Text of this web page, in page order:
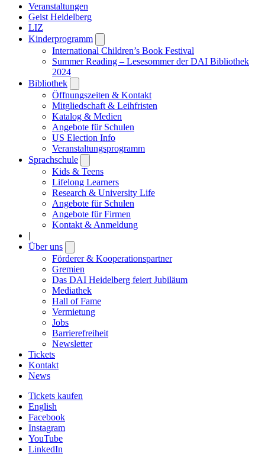
Veranstaltungen
Geist Heidelberg
LIZ
Kinderprogramm
submenu
International Children’s Book Festival
Summer Reading – Lesesommer der DAI Bibliothek
2024
Bibliothek
submenu
Öffnungszeiten & Kontakt
Mitgliedschaft & Leihfristen
Katalog & Medien
Angebote für Schulen
US Election Info
Veranstaltungsprogramm
Sprachschule
submenu
Kids & Teens
Lifelong Learners
Research & University Life
Angebote für Schulen
Angebote für Firmen
Kontakt & Anmeldung
|
Über uns
submenu
Förderer & Kooperationspartner
Gremien
Das DAI Heidelberg feiert Jubiläum
Mediathek
Hall of Fame
Vermietung
Jobs
Barrierefreiheit
Newsletter
Tickets
Kontakt
News
Tickets kaufen
English
Facebook
Instagram
YouTube
LinkedIn